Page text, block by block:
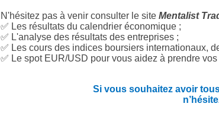
N'hésitez pas à venir consulter le site Mentalist
✅ Les résultats du calendrier économique ;
✅ L'analyse des résultats des entreprises ;
✅ Les cours des indices boursiers internationaux,
✅ Le spot EUR/USD pour vous aidez à prendre
Si vous souhaitez avoir